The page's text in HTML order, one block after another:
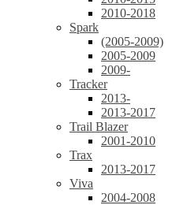
2010-2018
Spark
(2005-2009)
2005-2009
2009-
Tracker
2013-
2013-2017
Trail Blazer
2001-2010
Trax
2013-2017
Viva
2004-2008